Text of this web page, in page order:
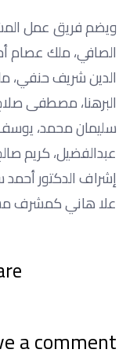
ويضم فريق عمل
الصافي، ملك عصام
الدين شريف حنفي،
البرهنا، مصطفى
سليمان محمد،
عبدالفضيل، كريم
إشراف الدكتور
علا هاني كمشرف
a comment